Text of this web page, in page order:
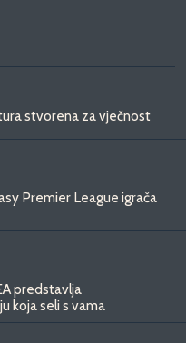
stvorena za vječnost
Premier League igrača
predstavlja
koja seli s vama